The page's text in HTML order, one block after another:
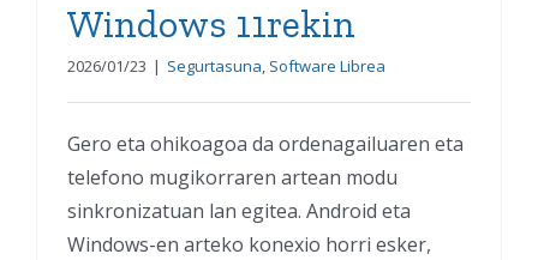
Windows 11rekin
2026/01/23 | Segurtasuna, Software Librea
Gero eta ohikoagoa da ordenagailuaren eta
telefono mugikorraren artean modu
sinkronizatuan lan egitea. Android eta
Windows-en arteko konexio horri esker,